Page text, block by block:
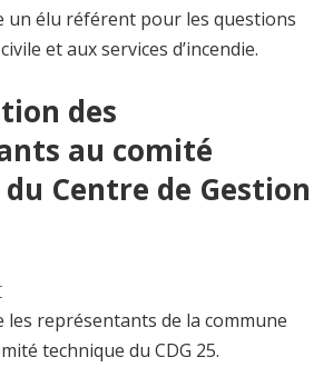
un élu référent pour les questions
et aux services d’incendie.
des
au comité
Centre de Gestion
les représentants de la commune
technique du CDG 25.